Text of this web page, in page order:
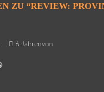
ZU “REVIEW:
6 Jahrenvon